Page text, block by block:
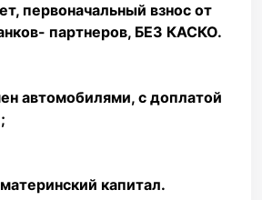
первоначальный взнос от
партнеров, БЕЗ КАСКО.
автомобилями, с доплатой
капитал.